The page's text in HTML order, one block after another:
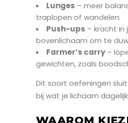
Lunges – meer
traplopen of wandelen.
Push-ups – kracht in
bovenlichaam om te
Farmer’s carry–
gewichten, zoals
Dit soort oefeningen
bij wat je lichaam